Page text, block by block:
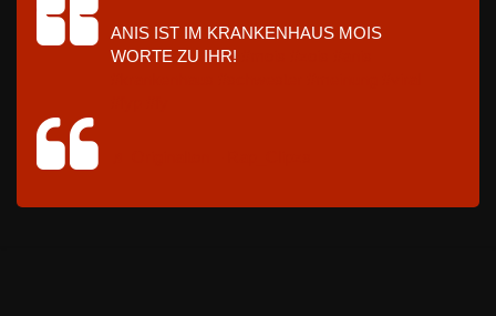
ANIS IST IM KRANKENHAUS MOIS
WORTE ZU IHR!